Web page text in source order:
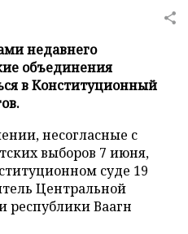
недавнего
объединения
в Конституционный
несогласные с
выборов 7 июня,
суде 19
Центральной
республики Ваагн